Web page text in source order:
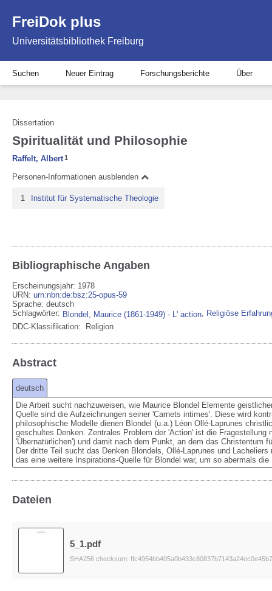
FreiDok plus
Universitätsbibliothek Freiburg
Suchen Neuer Eintrag Forschungsberichte Über
Dissertation
Spiritualität und Philosophie
Raffelt, Albert1
Personen-Informationen ausblenden
1 Institut für Systematische Theologie
Bibliographische Angaben
Erscheinungsjahr: 1978
URN: urn:nbn:de:bsz:25-opus-59
Sprache: deutsch
Schlagwörter: Blondel, Maurice (1861-1949) - L' action, Religiöse
DDC-Klassifikation:
Religion
Abstract
deutsch
Die Arbeit sucht nachzuweisen, wie Maurice Blondel Elemente
Quelle sind die Aufzeichnungen seiner 'Carnets intimes'. Diese wird
philosophische Modelle dienen Blondel (u.a.) Léon Ollé-Laprunes
geschultes Denken. Zentrales Problem der 'Action' ist die
'Übernatürlichen') und damit nach dem Punkt, an dem das Christentum
Der dritte Teil sucht das Denken Blondels, Ollé-Laprunes und
das eine weitere Inspirations-Quelle für Blondel war, um so abermals
Dateien
5_1.pdf
SHA256 checksum: